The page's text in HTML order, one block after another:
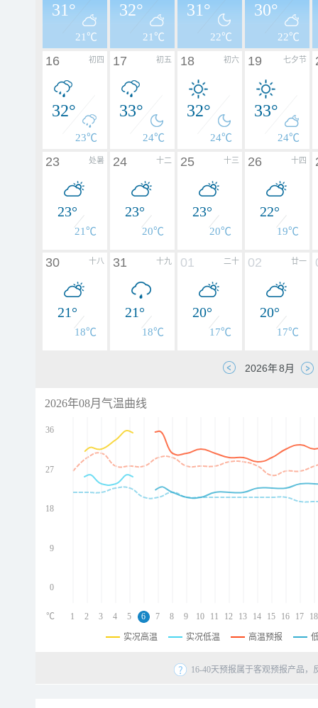
31°
21℃
32°
21℃
31°
22℃
30°
22℃
初四
16
32°
23℃
初五
17
33°
24℃
初六
18
32°
24℃
七夕节
19
33°
24℃
处暑
23
23°
21℃
十二
24
23°
20℃
十三
25
23°
20℃
十四
26
22°
19℃
十八
30
21°
18℃
十九
31
21°
18℃
二十
01
20°
17℃
廿一
02
20°
17℃
2026年08月气温曲线
36
27
18
9
0
1 2 3 4 5 6 7 8 9 10 11 12 13 14 15 16 17 18
℃
实况高温 实况低温 高温预报
16-40天预报属于客观预报产品